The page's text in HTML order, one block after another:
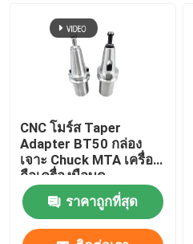
CNC โมร์ส Taper
Adapter BT50 กล่อง
เจาะ Chuck MTA เครื่อง
ถือเครื่องมือบด
ราคาถูกที่สุด